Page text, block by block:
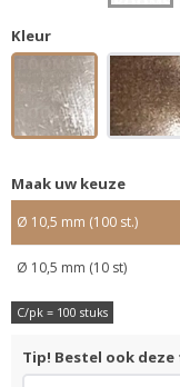
Kleur
Maak uw keuze
Ø 10,5 mm (100 st.)
Ø 10,5 mm (10 st)
C/pk = 100 stuks
Tip! Bestel ook